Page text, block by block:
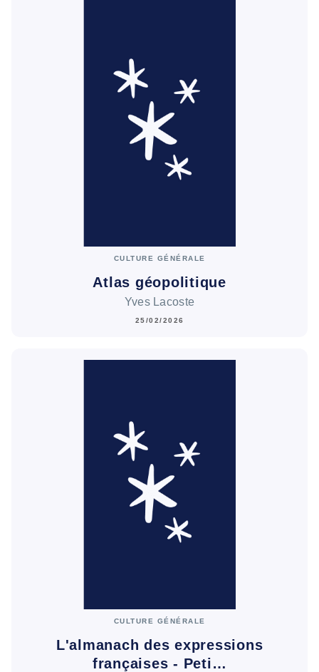
CULTURE GÉNÉRALE
Atlas géopolitique
Yves Lacoste
25/02/2026
CULTURE GÉNÉRALE
L'almanach des expressions
françaises - Peti…